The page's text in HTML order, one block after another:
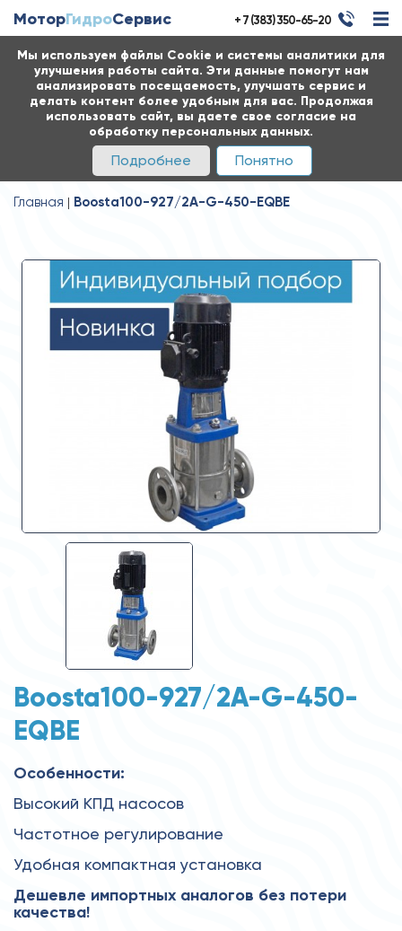
Мы используем файлы Cookie и системы аналитики для
улучшения работы сайта. Эти данные помогут нам
анализировать посещаемость, улучшать сервис и
делать контент более удобным для вас. Продолжая
использовать сайт, вы даете свое согласие на
обработку персональных данных.
Подробнее Понятно
МоторГидроСервис + 7 (383) 350-65-20
Главная Boosta100-927/2A-G-450-EQBE
Boosta100-927/2A-G-450-
EQBE
Особенности:
Высокий КПД насосов
Частотное регулирование
Удобная компактная установка
Дешевле импортных аналогов без потери
качества!